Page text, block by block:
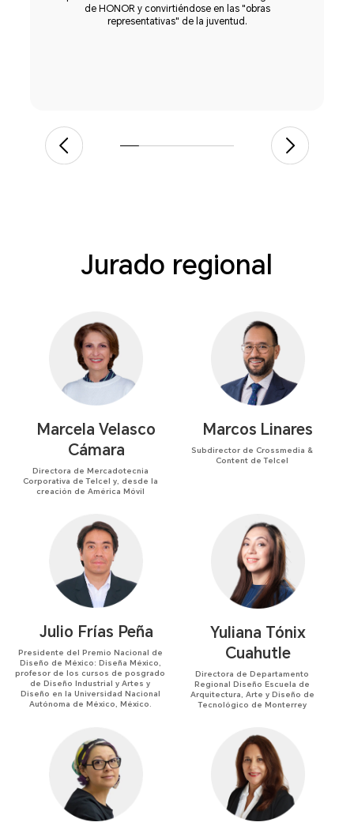
de HONOR y convirtiéndose en las "obras
representativas" de la juventud.
Jurado regional
Marcela Velasco
Cámara
Directora de Mercadotecnia
Corporativa de Telcel y, desde la
creación de América Móvil
Marcos Linares
Subdirector de Crossmedia &
Content de Telcel
Julio Frías Peña
Presidente del Premio Nacional de
Diseño de México: Diseña México,
profesor de los cursos de posgrado
de Diseño Industrial y Artes y
Diseño en la Universidad Nacional
Autónoma de México, México.
Yuliana Tónix
Cuahutle
Directora de Departamento
Regional Diseño Escuela de
Arquitectura, Arte y Diseño de
Tecnológico de Monterrey